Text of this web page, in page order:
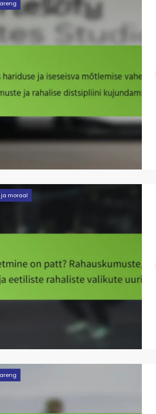
ja moraal